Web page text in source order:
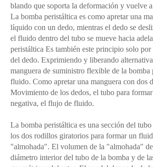
blando que soporta la deformación y vuelve
La bomba peristáltica es como apretar una
líquido con un dedo, mientras el dedo se
el fluido dentro del tubo se mueve hacia
peristáltica Es también este principio solo
del dedo. Exprimiendo y liberando
manguera de suministro flexible de la bomba
fluido. Como apretar una manguera con dos
Movimiento de los dedos, el tubo para
negativa, el flujo de fluido.
La bomba peristáltica es una sección del
los dos rodillos giratorios para formar un
"almohada". El volumen de la "almohada"
diámetro interior del tubo de la bomba y de